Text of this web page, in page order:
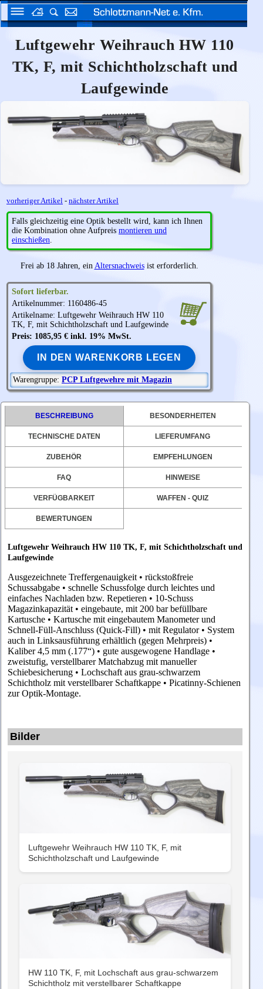
Luftgewehr Weihrauch HW 110
TK, F, mit Schichtholzschaft und
Laufgewinde
vorheriger Artikel - nächster Artikel
Falls gleichzeitig eine Optik bestellt wird, kann ich Ihnen
die Kombination ohne Aufpreis montieren und
einschießen
Frei ab 18 Jahren, ein Altersnachweisist erforderlich.
Sofort lieferbar.
Artikelnummer: 1160486-45
Artikelname: Luftgewehr Weihrauch HW 110
TK, F, mit Schichtholzschaft und Laufgewinde
Preis: 1085,95 € inkl. 19% MwSt.
IN DEN WARENKORB LEGEN
Warengruppe: PCP Luftgewehre mit Magazin
BESCHREIBUNG BESONDERHEITEN
TECHNISCHE DATEN LIEFERUMFANG
ZUBEHÖR EMPFEHLUNGEN
FAQ HINWEISE
VERFÜGBARKEIT WAFFEN - QUIZ
BEWERTUNGEN
Luftgewehr Weihrauch HW 110 TK, F, mit Schichtholzschaft und
Laufgewinde
Ausgezeichnete Treffergenauigkeit • rückstoßfreie
Schussabgabe • schnelle Schussfolge durch leichtes und
einfaches Nachladen bzw. Repetieren • 10-Schuss
Magazinkapazität • eingebaute, mit 200 bar befüllbare
Kartusche • Kartusche mit eingebautem Manometer und
Schnell-Füll-Anschluss (Quick-Fill) • mit Regulator • System
auch in Linksausführung erhältlich (gegen Mehrpreis) •
Kaliber 4,5 mm (.177“) • gute ausgewogene Handlage •
zweistufig, verstellbarer Matchabzug mit manueller
Schiebesicherung • Lochschaft aus grau-schwarzem
Schichtholz mit verstellbarer Schaftkappe • Picatinny-Schienen
zur Optik-Montage.
Bilder
Luftgewehr Weihrauch HW 110 TK, F, mit
Schichtholzschaft und Laufgewinde
HW 110 TK, F, mit Lochschaft aus grau-schwarzem
Schichtholz mit verstellbarer Schaftkappe